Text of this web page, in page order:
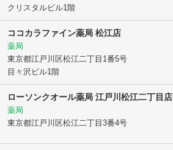
クリスタルビル1階
ココカラファイン薬局 松江店
薬局
東京都江戸川区松江二丁目1番5号
目々沢ビル1階
ローソンクオール薬局 江戸川松江二丁目店
薬局
東京都江戸川区松江二丁目3番4号